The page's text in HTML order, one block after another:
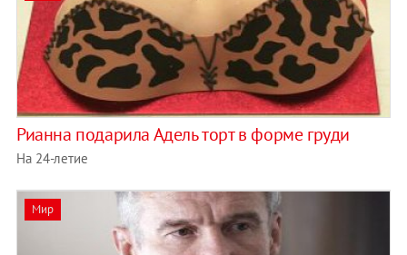
Рианна подарила Адель торт в форме груди
На 24-летие
Мир